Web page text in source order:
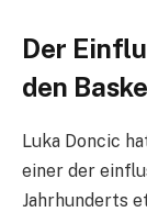
Der
den
Luka Doncic
einer der
Jahrhunderts